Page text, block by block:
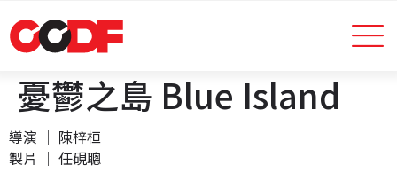
憂鬱之島 Blue Island
導演 │ 陳梓桓
製片 │ 任硯聰